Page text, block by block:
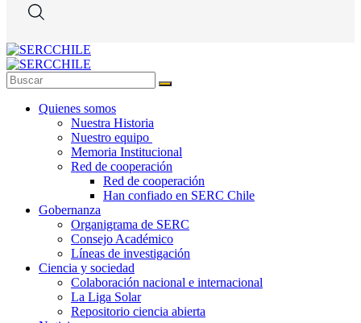
Quienes somos
Nuestra Historia
Nuestro equipo
Memoria Institucional
Red de cooperación
Red de cooperación
Han confiado en SERC Chile
Gobernanza
Organigrama de SERC
Consejo Académico
Líneas de investigación
Ciencia y sociedad
Colaboración nacional e internacional
La Liga Solar
Repositorio ciencia abierta